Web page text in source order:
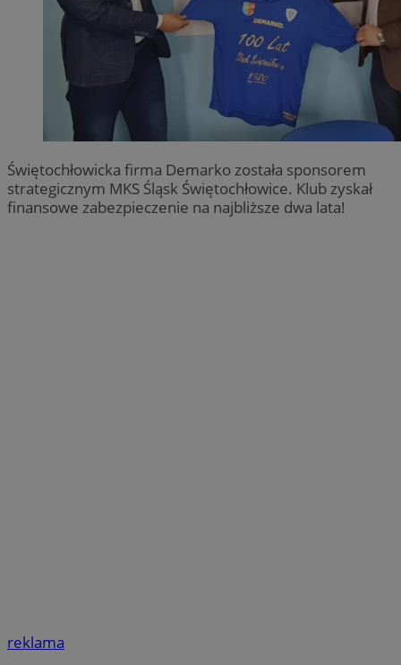
Świętochłowicka firma Demarko została sponsorem
strategicznym MKS Śląsk Świętochłowice. Klub zyskał
finansowe zabezpieczenie na najbliższe dwa lata!
reklama